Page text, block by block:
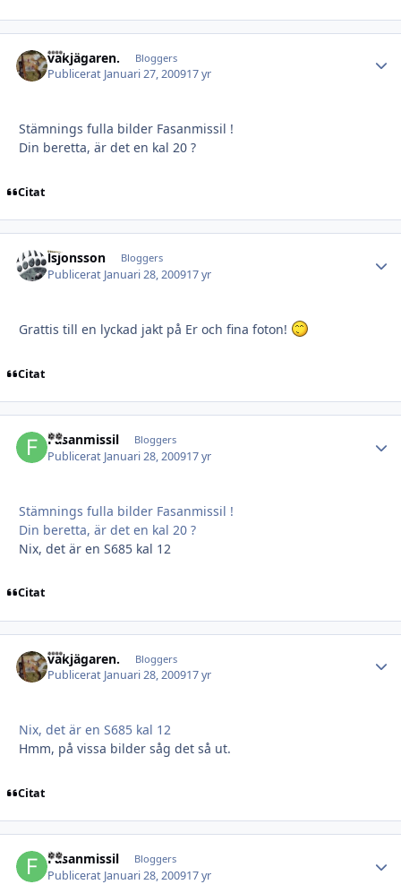
vakjägaren. Bloggers
Publicerat Januari 27, 200917 yr
Stämnings fulla bilder Fasanmissil !
Din beretta, är det en kal 20 ?
Citat
lsjonsson Bloggers
Publicerat Januari 28, 200917 yr
Grattis till en lyckad jakt på Er och fina foton!
Citat
Fasanmissil Bloggers
Publicerat Januari 28, 200917 yr
Stämnings fulla bilder Fasanmissil !
Din beretta, är det en kal 20 ?
Nix, det är en S685 kal 12
Citat
vakjägaren. Bloggers
Publicerat Januari 28, 200917 yr
Nix, det är en S685 kal 12
Hmm, på vissa bilder såg det så ut.
Citat
Fasanmissil Bloggers
Publicerat Januari 28, 200917 yr